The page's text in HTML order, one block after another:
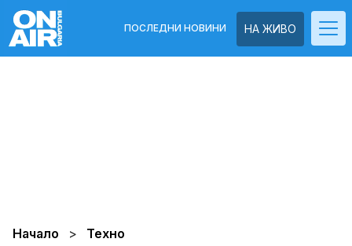
НА ЖИВО
ПОСЛЕДНИ НОВИНИ
Начало Техно